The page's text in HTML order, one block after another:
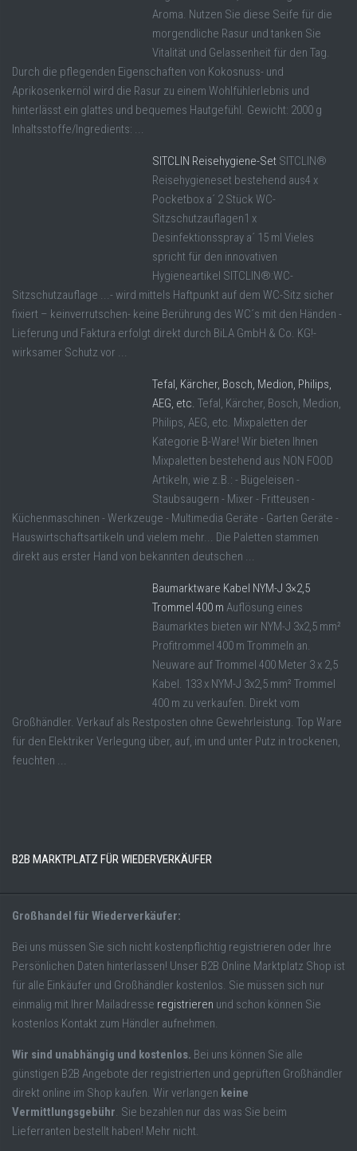
Aroma. Nutzen Sie diese Seife für die
morgendliche Rasur und tanken Sie
Vitalität und Gelassenheit für den Tag.
Durch die pflegenden Eigenschaften von Kokosnuss- und
Aprikosenkernöl wird die Rasur zu einem Wohlfühlerlebnis und
hinterlässt ein glattes und bequemes Hautgefühl. Gewicht: 2000 g
Inhaltsstoffe/Ingredients: ...
SITCLIN Reisehygiene-Set SITCLIN®
Reisehygieneset bestehend aus4 x
Pocketbox a´ 2 Stück WC-
Sitzschutzauflagen1 x
Desinfektionsspray a´ 15 ml Vieles
spricht für den innovativen
Hygieneartikel SITCLIN®:WC-
Sitzschutzauflage ...- wird mittels Haftpunkt auf dem WC-Sitz sicher
fixiert – keinverrutschen- keine Berührung des WC´s mit den Händen -
Lieferung und Faktura erfolgt direkt durch BiLA GmbH & Co. KG!-
wirksamer Schutz vor ...
Tefal, Kärcher, Bosch, Medion, Philips,
AEG, etc. Tefal, Kärcher, Bosch, Medion,
Philips, AEG, etc. Mixpaletten der
Kategorie B-Ware! Wir bieten Ihnen
Mixpaletten bestehend aus NON FOOD
Artikeln, wie z.B.: - Bügeleisen -
Staubsaugern - Mixer - Fritteusen -
Küchenmaschinen - Werkzeuge - Multimedia Geräte - Garten Geräte -
Hauswirtschaftsartikeln und vielem mehr... Die Paletten stammen
direkt aus erster Hand von bekannten deutschen ...
Baumarktware Kabel NYM-J 3×2,5
Trommel 400 m Auflösung eines
Baumarktes bieten wir NYM-J 3x2,5 mm²
Profitrommel 400 m Trommeln an.
Neuware auf Trommel 400 Meter 3 x 2,5
Kabel. 133 x NYM-J 3x2,5 mm² Trommel
400 m zu verkaufen. Direkt vom
Großhändler. Verkauf als Restposten ohne Gewehrleistung. Top Ware
für den Elektriker Verlegung über, auf, im und unter Putz in trockenen,
feuchten ...
B2B MARKTPLATZ FÜR WIEDERVERKÄUFER
Großhandel für Wiederverkäufer:
Bei uns müssen Sie sich nicht kostenpflichtig registrieren oder Ihre
Persönlichen Daten hinterlassen! Unser B2B Online Marktplatz Shop ist
für alle Einkäufer und Großhändler kostenlos. Sie müssen sich nur
einmalig mit Ihrer Mailadresse registrieren und schon können Sie
kostenlos Kontakt zum Händler aufnehmen.
Wir sind unabhängig und kostenlos. Bei uns können Sie alle
günstigen B2B Angebote der registrierten und geprüften Großhändler
direkt online im Shop kaufen. Wir verlangen keine
Vermittlungsgebühr. Sie bezahlen nur das was Sie beim
Lieferranten bestellt haben! Mehr nicht.